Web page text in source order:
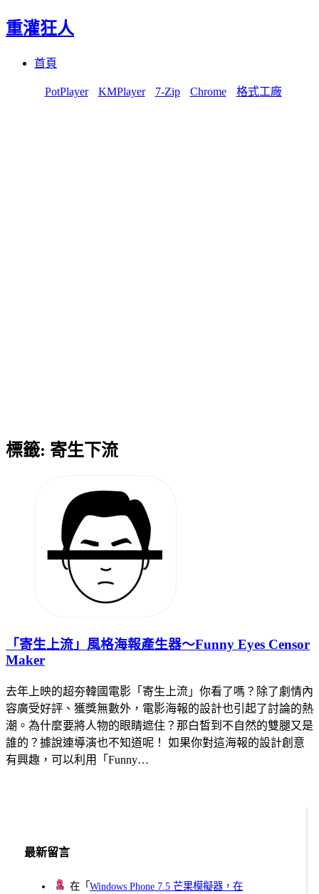
重灌狂人
首頁
PotPlayer KMPlayer 7-Zip Chrome 格式工廠
標籤: 寄生下流
「寄生上流」風格海報產生器～Funny Eyes Censor
Maker
去年上映的超夯韓國電影「寄生上流」你看了嗎？除了劇情內
容廣受好評、獲獎無數外，電影海報的設計也引起了討論的熱
潮。為什麼要將人物的眼睛遮住？那白皙到不自然的雙腿又是
誰的？據說連導演也不知道呢！ 如果你對這海報的設計創意
有興趣，可以利用「Funny…
最新留言
在「Windows Phone 7.5 芒果模擬器，在